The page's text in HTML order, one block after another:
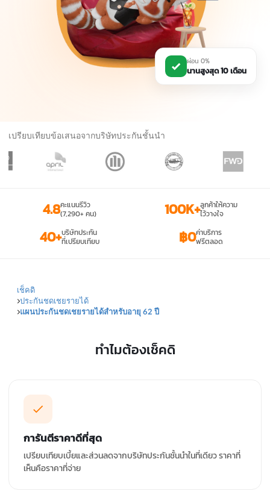
ผ่อน 0%
นานสูงสุด 10 เดือน
เปรียบเทียบข้อเสนอจากบริษัทประกันชั้นนำ
4.8คะแนนรีวิว
(7,290+ คน)
100K+ลูกค้าให้ความ
ไว้วางใจ
40+บริษัทประกัน
ที่เปรียบเทียบ
฿0ค่าบริการ
ฟรีตลอด
เช็คดิ
ประกันชดเชยรายได้
แผนประกันชดเชยรายได้สำหรับอายุ 62 ปี
ทำไมต้องเช็คดิ
การันตีราคาดีที่สุด
เปรียบเทียบเบี้ยและส่วนลดจากบริษัทประกันชั้นนำในที่เดียว ราคาที่
เห็นคือราคาที่จ่าย